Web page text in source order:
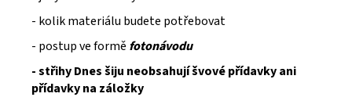
- kolik materiálu budete potřebovat
- postup ve formě fotonávodu
- střihy Dnes šiju neobsahují švové přídavky ani
přídavky na záložky